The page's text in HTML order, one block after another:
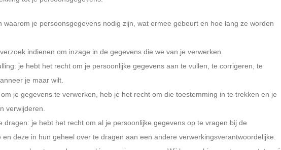
waarom je persoonsgegevens nodig zijn, wat ermee gebeurt en hoe lang ze worden
indienen om inzage in de gegevens die we van je verwerken.
je hebt het recht om je persoonlijke gegevens aan te vullen, te corrigeren, te
je maar wilt.
je gegevens te verwerken, heb je het recht om die toestemming in te trekken en je
verwijderen.
dragen: je hebt het recht om al je persoonlijke gegevens op te vragen bij de
deze in hun geheel over te dragen aan een andere verwerkingsverantwoordelijke.